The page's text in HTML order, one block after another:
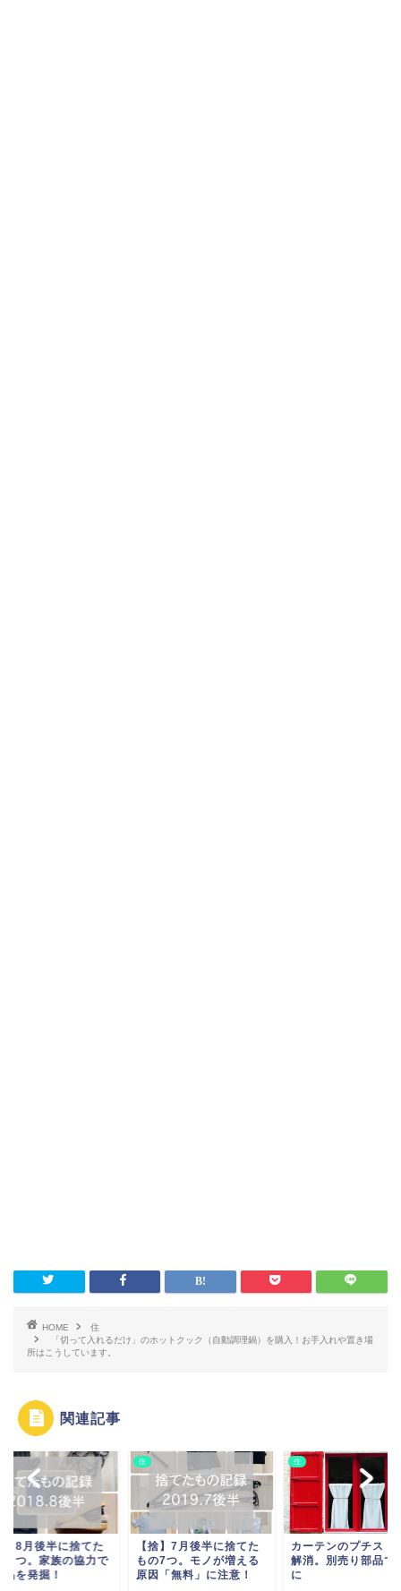
HOME
住
「切って入れるだけ」のホットクック（自動調理鍋）を購入！お手入れや置き場
所はこうしています。
関連記事
】8月後半に捨てた
５つ。家族の協力で
品を発掘！
住
【捨】7月後半に捨てた
もの7つ。モノが増える
原因「無料」に注意！
住
カーテンのプチスト
解消。別売り部品で
に